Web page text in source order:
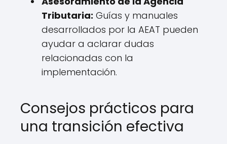
Tributaria: Guías y manuales
desarrollados por la AEAT pueden
ayudar a aclarar dudas
relacionadas con la
implementación.
Consejos prácticos para
una transición efectiva